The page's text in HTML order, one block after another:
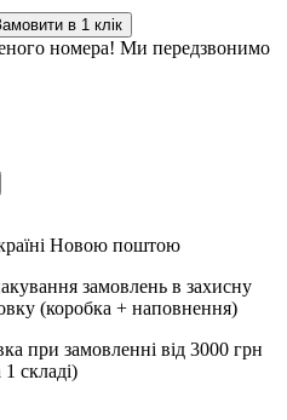
в 1 клік
номера! Ми передзвонимо
Новою поштою
замовлень в захисну
(коробка + наповнення)
при замовленні від 3000 грн
складі)